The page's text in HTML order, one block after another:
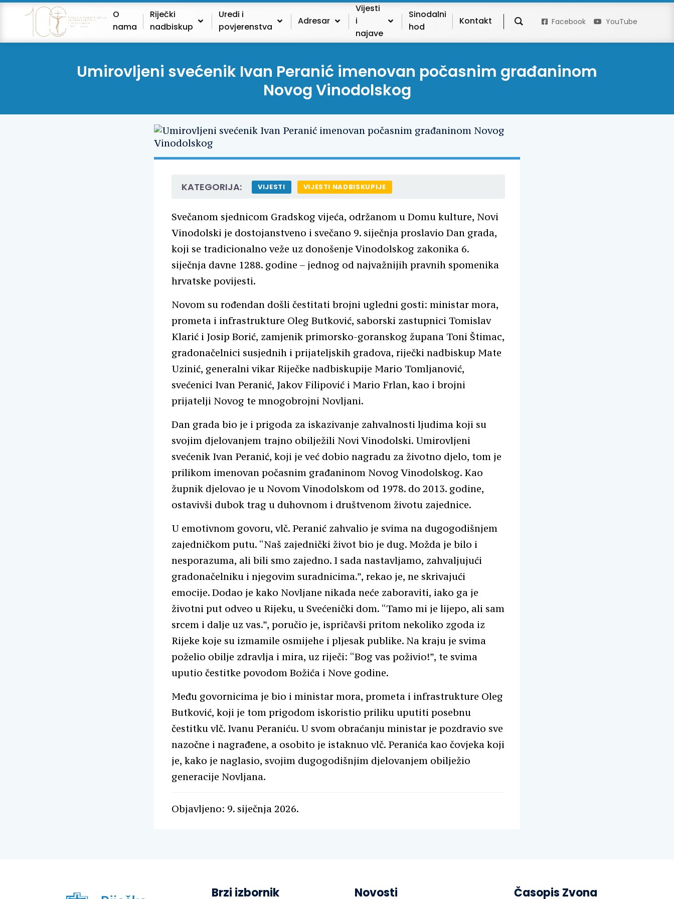
O
nama
Riječki
nadbiskup
Uredi i
povjerenstva
Adresar
Vijesti
i
najave
Sinodalni
hod
Kontakt Facebook YouTube
Umirovljeni svećenik Ivan Peranić imenovan počasnim građaninom
Novog Vinodolskog
KATEGORIJA: VIJESTI VIJESTI NADBISKUPIJE
Svečanom sjednicom Gradskog vijeća, održanom u Domu kulture, Novi
Vinodolski je dostojanstveno i svečano 9. siječnja proslavio Dan grada,
koji se tradicionalno veže uz donošenje Vinodolskog zakonika 6.
siječnja davne 1288. godine – jednog od najvažnijih pravnih spomenika
hrvatske povijesti.
Novom su rođendan došli čestitati brojni ugledni gosti: ministar mora,
prometa i infrastrukture Oleg Butković, saborski zastupnici Tomislav
Klarić i Josip Borić, zamjenik primorsko-goranskog župana Toni Štimac,
gradonačelnici susjednih i prijateljskih gradova, riječki nadbiskup Mate
Uzinić, generalni vikar Riječke nadbiskupije Mario Tomljanović,
svećenici Ivan Peranić, Jakov Filipović i Mario Frlan, kao i brojni
prijatelji Novog te mnogobrojni Novljani.
Dan grada bio je i prigoda za iskazivanje zahvalnosti ljudima koji su
svojim djelovanjem trajno obilježili Novi Vinodolski. Umirovljeni
svećenik Ivan Peranić, koji je već dobio nagradu za životno djelo, tom je
prilikom imenovan počasnim građaninom Novog Vinodolskog. Kao
župnik djelovao je u Novom Vinodolskom od 1978. do 2013. godine,
ostavivši dubok trag u duhovnom i društvenom životu zajednice.
U emotivnom govoru, vlč. Peranić zahvalio je svima na dugogodišnjem
zajedničkom putu. “Naš zajednički život bio je dug. Možda je bilo i
nesporazuma, ali bili smo zajedno. I sada nastavljamo, zahvaljujući
gradonačelniku i njegovim suradnicima.”, rekao je, ne skrivajući
emocije. Dodao je kako Novljane nikada neće zaboraviti, iako ga je
životni put odveo u Rijeku, u Svećenički dom. “Tamo mi je lijepo, ali sam
srcem i dalje uz vas.”, poručio je, ispričavši pritom nekoliko zgoda iz
Rijeke koje su izmamile osmijehe i pljesak publike. Na kraju je svima
poželio obilje zdravlja i mira, uz riječi: “Bog vas poživio!”, te svima
uputio čestitke povodom Božića i Nove godine.
Među govornicima je bio i ministar mora, prometa i infrastrukture Oleg
Butković, koji je tom prigodom iskoristio priliku uputiti posebnu
čestitku vlč. Ivanu Peraniću. U svom obraćanju ministar je pozdravio sve
nazočne i nagrađene, a osobito je istaknuo vlč. Peranića kao čovjeka koji
je, kako je naglasio, svojim dugogodišnjim djelovanjem obilježio
generacije Novljana.
Objavljeno: 9. siječnja 2026.
Brzi izbornik Novosti Časopis Zvona